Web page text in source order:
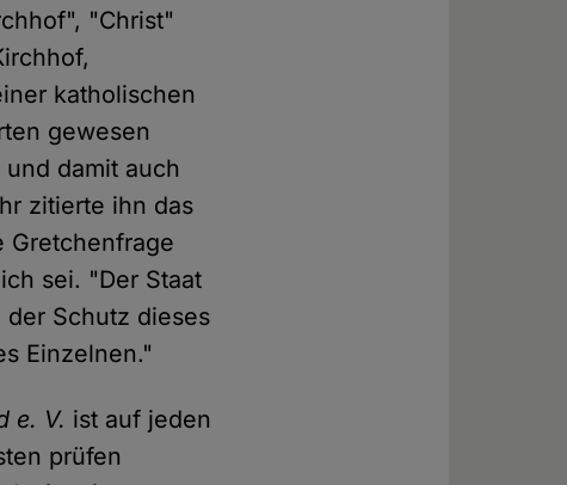
"Christ"
katholischen
gewesen
damit auch
zitierte ihn das
Gretchenfrage
sei. "Der Staat
Schutz dieses
Einzelnen."
e. V. ist auf jeden
prüfen